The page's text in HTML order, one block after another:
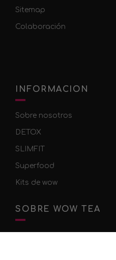
Sitemap
Colaboración
INFORMACION
Sobre nosotros
DETOX
SLIMFIT
Superfood
Kits de wow
SOBRE WOW TEA